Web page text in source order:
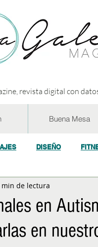
revista digital con
Buena Mesa
DISEÑO
ECO y RSE
NIÑOS
en
en
min de lectura